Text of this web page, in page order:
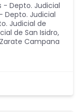
- Depto. Judicial
Depto. Judicial
Judicial de
de San Isidro,
Campana